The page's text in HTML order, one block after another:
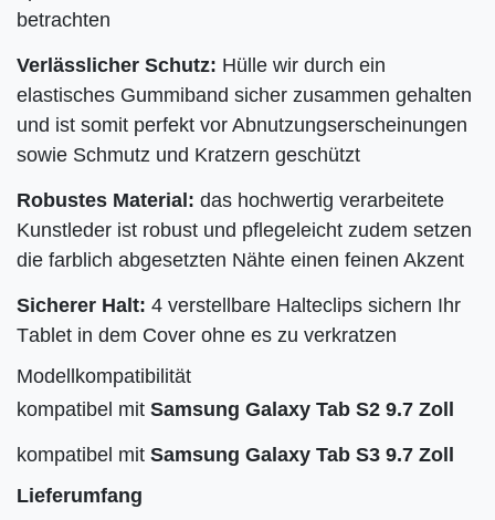
betrachten
Verlässlicher Schutz: Hülle wir durch ein
elastisches Gummiband sicher zusammen gehalten
und ist somit perfekt vor Abnutzungserscheinungen
sowie Schmutz und Kratzern geschützt
Robustes Material: das hochwertig verarbeitete
Kunstleder ist robust und pflegeleicht zudem setzen
die farblich abgesetzten Nähte einen feinen Akzent
Sicherer Halt: 4 verstellbare Halteclips sichern Ihr
Tablet in dem Cover ohne es zu verkratzen
Modellkompatibilität
kompatibel mit Samsung Galaxy Tab S2 9.7 Zoll
kompatibel mit Samsung Galaxy Tab S3 9.7 Zoll
Lieferumfang